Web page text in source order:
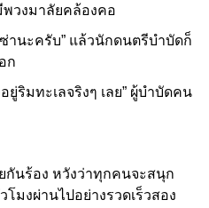
วงมาลัยคล้องคอ
นะครับ” แล้วนักดนตรีบำบัดก็
ก
ริมทะเลจริงๆ เลย” ผู้บำบัดคน
ร้อง หวังว่าทุกคนจะสนุก
โมงผ่านไปอย่างรวดเร็วสอง